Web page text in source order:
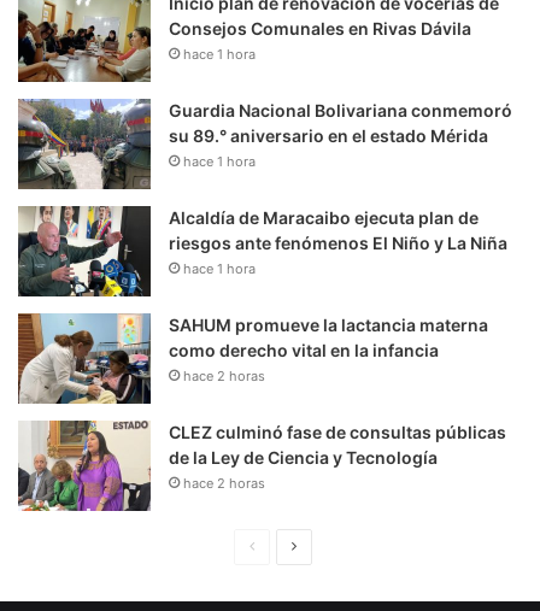
Consejos Comunales en Rivas Dávila
hace 1 hora
Guardia Nacional Bolivariana conmemoró
su 89.° aniversario en el estado Mérida
hace 1 hora
Alcaldía de Maracaibo ejecuta plan de
riesgos ante fenómenos El Niño y La Niña
hace 1 hora
SAHUM promueve la lactancia materna
como derecho vital en la infancia
hace 2 horas
CLEZ culminó fase de consultas públicas
de la Ley de Ciencia y Tecnología
hace 2 horas